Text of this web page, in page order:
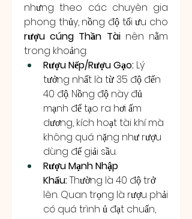
nhưng theo các chuyên gia
rượu cúng Thần Tài nên nằm
trong khoảng:
Rượu Nếp/Rượu Gạo: Lý
tưởng nhất là từ 35 độ đến
40 độ. Nồng độ này đủ
mạnh để tạo ra hơi ấm
dương, kích hoạt tài khí mà
không quá nặng như rượu
dùng để giải sầu.
Rượu Mạnh Nhập
Khẩu: Thường là 40 độ trở
lên. Quan trọng là rượu phải
có quá trình ủ đạt chuẩn,